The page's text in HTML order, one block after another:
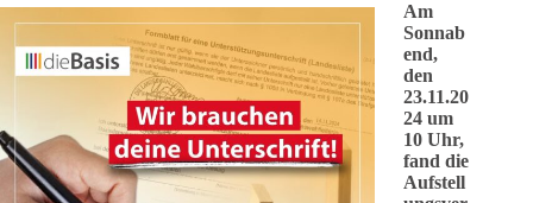
Am
Sonnab
end,
den
23.11.20
24 um
10 Uhr,
fand die
Aufstell